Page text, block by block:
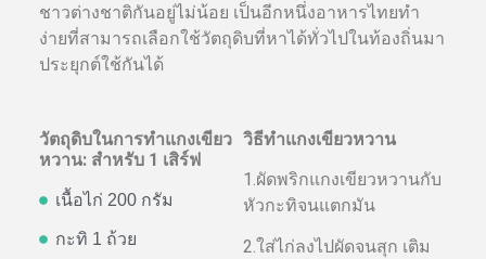
ชาวต่างชาติกันอยู่ไม่น้อย เป็นอีกหนึ่งอาหารไทยทำ
ง่ายที่สามารถเลือกใช้วัตถุดิบที่หาได้ทั่วไปในท้องถิ่นมา
ประยุกต์ใช้กันได้
วัตถุดิบในการทำแกงเขียว
หวาน: สำหรับ 1 เสิร์ฟ
เนื้อไก่ 200 กรัม
กะทิ 1 ถ้วย
วิธีทำแกงเขียวหวาน
1.ผัดพริกแกงเขียวหวานกับ
หัวกะทิจนแตกมัน
2.ใส่ไก่ลงไปผัดจนสุก เติม